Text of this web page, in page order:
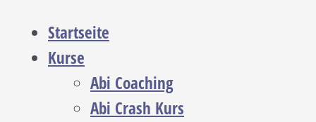
Startseite
Kurse
Abi Coaching
Abi Crash Kurs